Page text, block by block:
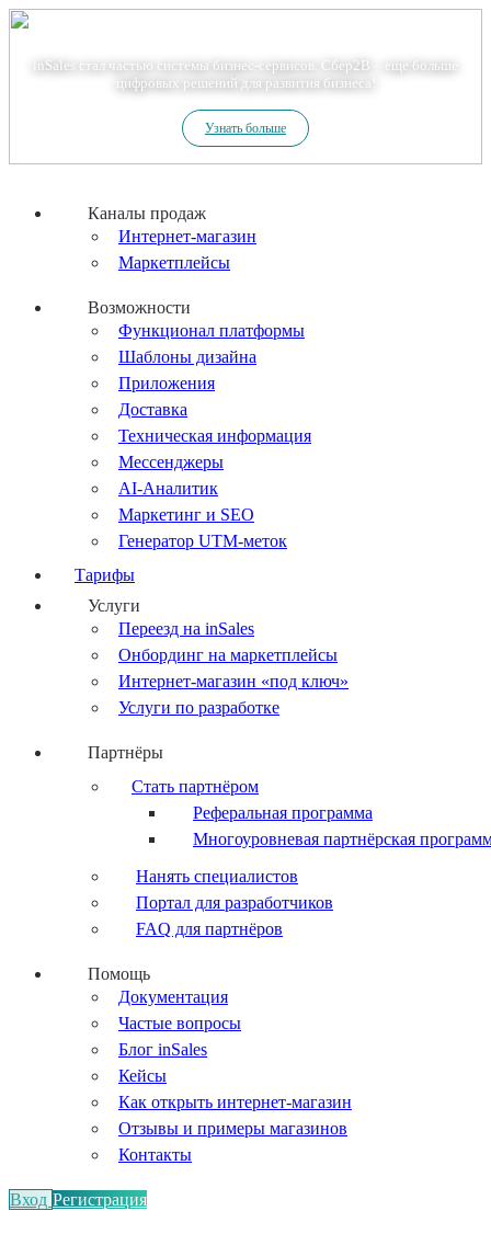
inSales стал частью системы бизнес-сервисов. Сбер2В – еще больше
цифровых решений для развития бизнеса!
Узнать больше
Каналы продаж
Интернет-магазин
Маркетплейсы
Возможности
Функционал платформы
Шаблоны дизайна
Приложения
Доставка
Техническая информация
Мессенджеры
AI-Аналитик
Маркетинг и SEO
Генератор UTM-меток
Тарифы
Услуги
Переезд на inSales
Онбординг на маркетплейсы
Интернет-магазин «под ключ»
Услуги по разработке
Партнёры
Стать партнёром
Реферальная программа
Многоуровневая партнёрская
Нанять специалистов
Портал для разработчиков
FAQ для партнёров
Помощь
Документация
Частые вопросы
Блог inSales
Кейсы
Как открыть интернет-магазин
Отзывы и примеры магазинов
Контакты
Вход Регистрация